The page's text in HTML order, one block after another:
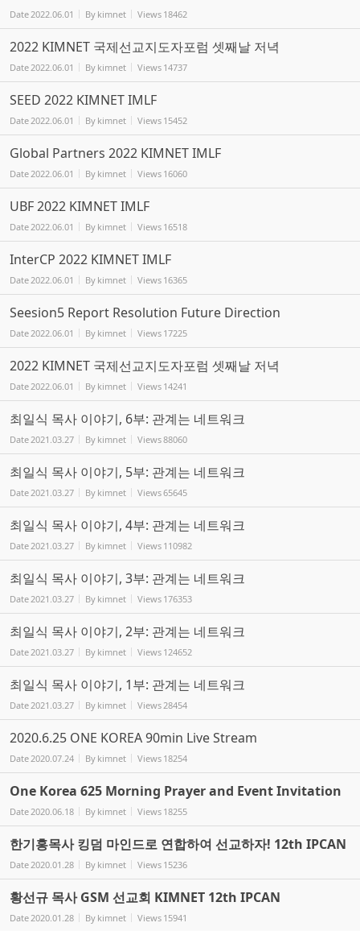
Date2022.06.01 By kimnet Views 18462
2022 KIMNET 국제선교지도자포럼 셋째날 저녁
Date2022.06.01 By kimnet Views 14737
SEED 2022 KIMNET IMLF
Date2022.06.01 By kimnet Views 15452
Global Partners 2022 KIMNET IMLF
Date2022.06.01 By kimnet Views 16060
UBF 2022 KIMNET IMLF
Date2022.06.01 By kimnet Views 16518
InterCP 2022 KIMNET IMLF
Date2022.06.01 By kimnet Views 16365
Seesion5 Report Resolution Future Direction
Date2022.06.01 By kimnet Views 17225
2022 KIMNET 국제선교지도자포럼 셋째날 저녁
Date2022.06.01 By kimnet Views 14241
최일식 목사 이야기, 6부: 관계는 네트워크
Date2021.03.27 By kimnet Views88060
최일식 목사 이야기, 5부: 관계는 네트워크
Date2021.03.27 By kimnet Views65645
최일식 목사 이야기, 4부: 관계는 네트워크
Date2021.03.27 By kimnet Views 110982
최일식 목사 이야기, 3부: 관계는 네트워크
Date2021.03.27 By kimnet Views 176353
최일식 목사 이야기, 2부: 관계는 네트워크
Date2021.03.27 By kimnet Views 124652
최일식 목사 이야기, 1부: 관계는 네트워크
Date2021.03.27 By kimnet Views28454
2020.6.25 ONE KOREA 90min Live Stream
Date2020.07.24 By kimnet Views 18254
One Korea 625 Morning Prayer and Event Invitation
Date2020.06.18 By kimnet Views 18255
한기홍목사 킹덤 마인드로 연합하여 선교하자! 12th IPCAN
Date2020.01.28 By kimnet Views 15236
황선규 목사 GSM 선교회 KIMNET 12th IPCAN
Date2020.01.28 By kimnet Views 15941